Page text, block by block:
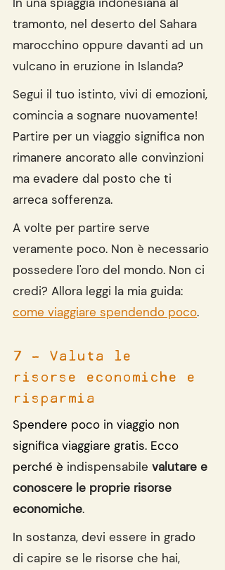
tramonto, nel deserto del Sahara
marocchino oppure davanti ad un
vulcano in eruzione in Islanda?
Segui il tuo istinto, vivi di emozioni,
comincia a sognare nuovamente!
Partire per un viaggio significa non
rimanere ancorato alle convinzioni
ma evadere dal posto che ti
arreca sofferenza.
A volte per partire serve
veramente poco. Non è necessario
possedere l'oro del mondo. Non ci
credi? Allora leggi la mia guida:
come viaggiare spendendo poco.
7 - Valuta le
risorse economiche e
risparmia
Spendere poco in viaggio non
significa viaggiare gratis. Ecco
perché è indispensabile valutare e
conoscere le proprie risorse
economiche.
In sostanza, devi essere in grado
di capire se le risorse che hai,